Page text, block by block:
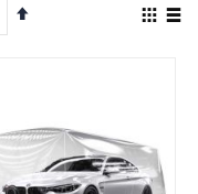
en